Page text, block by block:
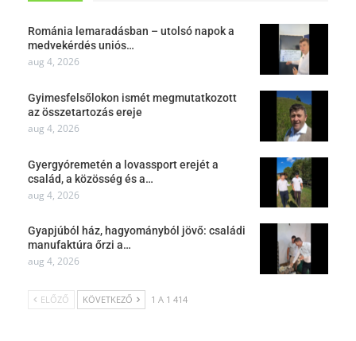
Románia lemaradásban – utolsó napok a
medvekérdés uniós…
aug 4, 2026
Gyimesfelsőlokon ismét megmutatkozott
az összetartozás ereje
aug 4, 2026
Gyergyóremetén a lovassport erejét a
család, a közösség és a…
aug 4, 2026
Gyapjúból ház, hagyományból jövő: családi
manufaktúra őrzi a…
aug 4, 2026
ELŐZŐ KÖVETKEZŐ 1 A 1 414